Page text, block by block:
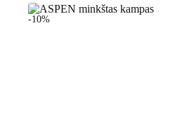
-10%